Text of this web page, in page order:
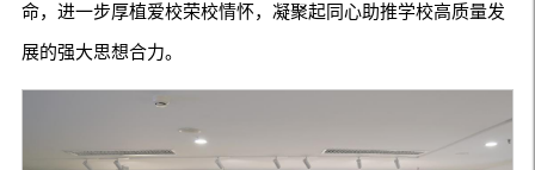
命，进一步厚植爱校荣校情怀，凝聚起同心助推学校高质量发
展的强大思想合力。